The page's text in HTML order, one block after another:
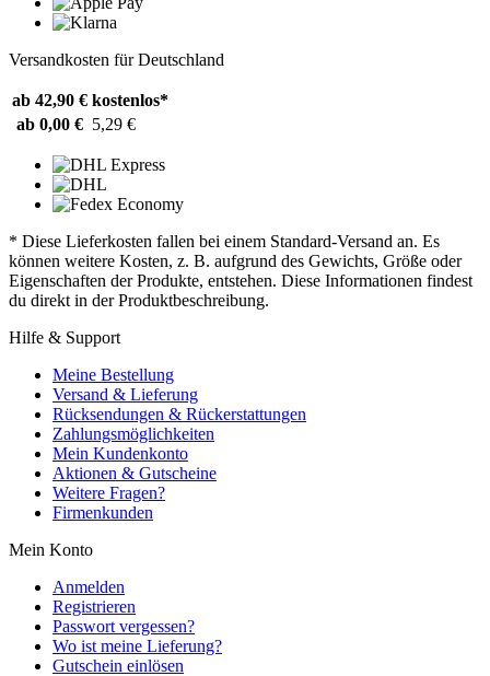
Versandkosten für Deutschland
ab 42,90 € kostenlos*
ab 0,00 € 5,29 €
* Diese Lieferkosten fallen bei einem Standard-Versand an. Es
können weitere Kosten, z. B. aufgrund des Gewichts, Größe oder
Eigenschaften der Produkte, entstehen. Diese Informationen findest
du direkt in der Produktbeschreibung.
Hilfe & Support
Meine Bestellung
Versand & Lieferung
Rücksendungen & Rückerstattungen
Zahlungsmöglichkeiten
Mein Kundenkonto
Aktionen & Gutscheine
Weitere Fragen?
Firmenkunden
Mein Konto
Anmelden
Registrieren
Passwort vergessen?
Wo ist meine Lieferung?
Gutschein einlösen